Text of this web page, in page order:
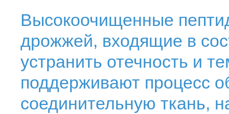
Высокоочищенные
дрожжей, входящие в
устранить отечность и
поддерживают процесс
соединительную ткань,